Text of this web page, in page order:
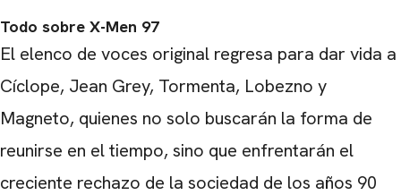
Todo sobre X-Men 97
El elenco de voces original regresa para dar vida a
Cíclope, Jean Grey, Tormenta, Lobezno y
Magneto, quienes no solo buscarán la forma de
reunirse en el tiempo, sino que enfrentarán el
creciente rechazo de la sociedad de los años 90